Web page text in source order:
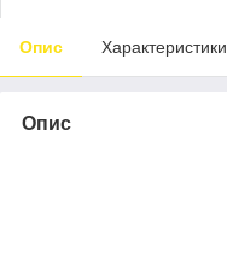
Опис Характеристики
Опис